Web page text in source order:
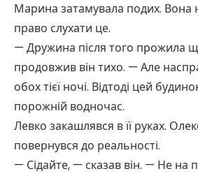
Марина затамувала подих. Вона
право слухати це.
— Дружина після того прожила
продовжив він тихо. — Але
обох тієї ночі. Відтоді цей
порожній водночас.
Левко закашлявся в її руках.
повернувся до реальності.
— Сідайте, — сказав він. — Не на